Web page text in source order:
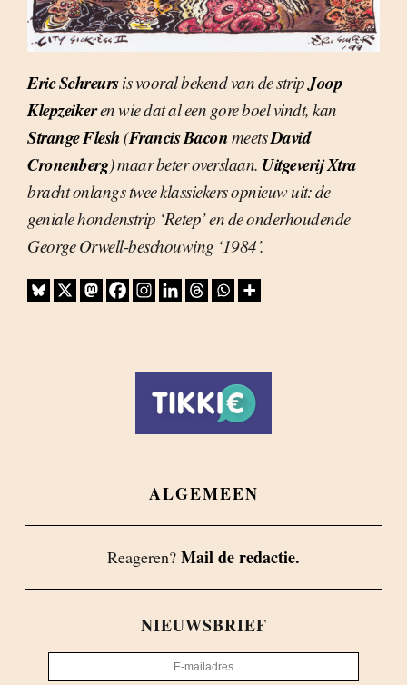
Eric Schreursis vooral bekend van de stripJoop
Klepzeikeren wie dat al een gore boel vindt, kan
Strange Flesh(Francis BaconmeetsDavid
Cronenberg) maar beter overslaan. Uitgeverij Xtra
bracht onlangs twee klassiekers opnieuw uit: de
geniale hondenstrip ‘Retep’ en de onderhoudende
George Orwell-beschouwing ‘1984’.
ALGEMEEN
Reageren? Mail de redactie.
NIEUWSBRIEF